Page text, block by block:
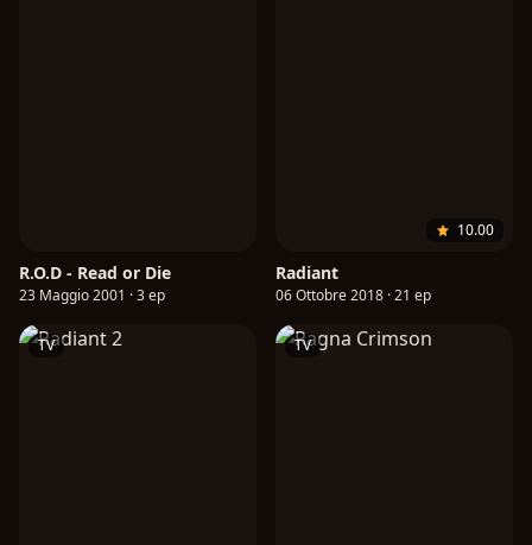
R.O.D - Read or Die
23 Maggio 2001 · 3 ep
10.00
Radiant
06 Ottobre 2018 · 21 ep
TV TV